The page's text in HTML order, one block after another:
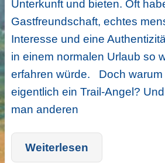
Unterkunft und bieten. Oft
Gastfreundschaft, echtes
Interesse und eine
in einem normalen Urlaub so
erfahren würde. Doch warum
eigentlich ein Trail-Angel?
man anderen
Weiterlesen